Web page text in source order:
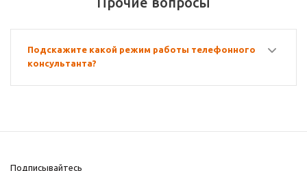
Подскажите какой режим работы телефонного
консультанта?
Подписывайтесь